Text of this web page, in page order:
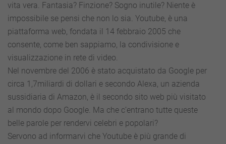
vita vera. Fantasia? Finzione? Sogno inutile? Niente è
impossibile se pensi che non lo sia. Youtube, è una
piattaforma web, fondata il 14 febbraio 2005 che
consente, come ben sappiamo, la condivisione e
visualizzazione in rete di video.
Nel novembre del 2006 è stato acquistato da Google per
circa 1,7miliardi di dollari e secondo Alexa, un azienda
sussidiaria di Amazon, è il secondo sito web più visitato
al mondo dopo Google. Ma che c’entrano tutte queste
belle parole per rendervi celebri e popolari?
Servono ad informarvi che Youtube è più grande di